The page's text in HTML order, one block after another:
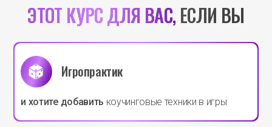
ЭТОТ КУРС ДЛЯ ВАС, ЕСЛИ ВЫ
Игропрактик
и хотите добавить коучинговые техники в игры